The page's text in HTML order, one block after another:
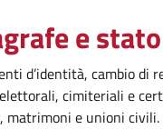
e
d’identità, cambio di
cimiteriali e
matrimoni e unioni civili.